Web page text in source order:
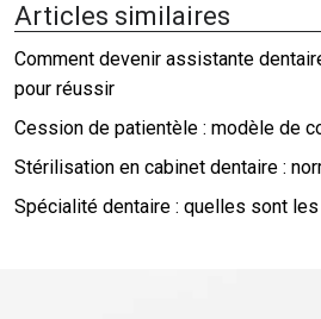
Articles similaires
Comment devenir assistante
pour réussir
Cession de patientèle : modèle de
Stérilisation en cabinet dentaire :
Spécialité dentaire : quelles sont